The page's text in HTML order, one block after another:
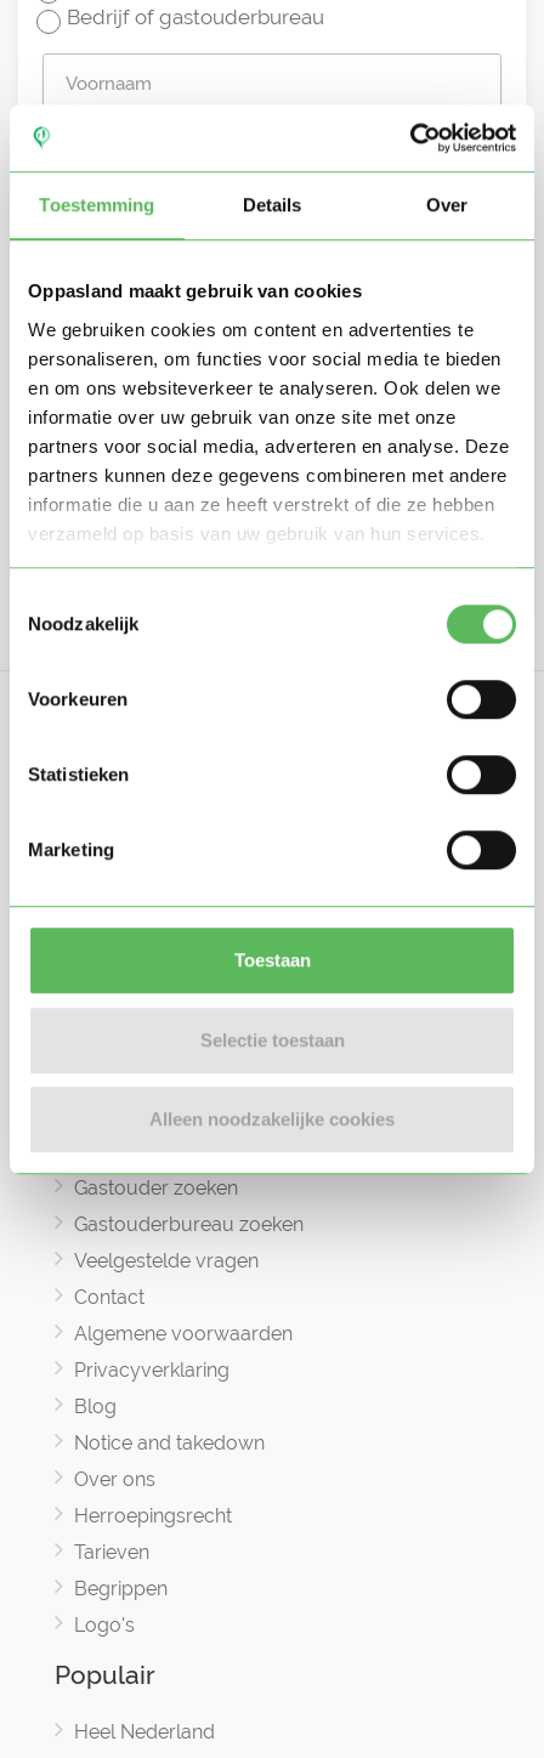
Toestemming Details Over
Oppasland maakt gebruik van cookies
We gebruiken cookies om content en advertenties te
personaliseren, om functies voor social media te bieden
en om ons websiteverkeer te analyseren. Ook delen we
informatie over uw gebruik van onze site met onze
partners voor social media, adverteren en analyse. Deze
partners kunnen deze gegevens combineren met andere
informatie die u aan ze heeft verstrekt of die ze hebben
verzameld op basis van uw gebruik van hun services.
Noodzakelijk
Voorkeuren
Statistieken
Marketing
Toestaan
Selectie toestaan
Alleen noodzakelijke cookies
Bedrijf of gastouderbureau
Stuur mij nieuwe profielen in mijn omgeving per
e-mail
Door te registreren ga je akkoord met deAlgemene
voorwaardenvan Oppasland.
Gratis aanmelden
in 2017, bedoeld om ouders, oppassers en
brengen.
Oppas zoeken
Oppaswerk zoeken
Gastouder zoeken
Gastouderbureau zoeken
Veelgestelde vragen
Contact
Algemene voorwaarden
Privacyverklaring
Blog
Notice and takedown
Over ons
Herroepingsrecht
Tarieven
Begrippen
Logo's
Populair
Heel Nederland